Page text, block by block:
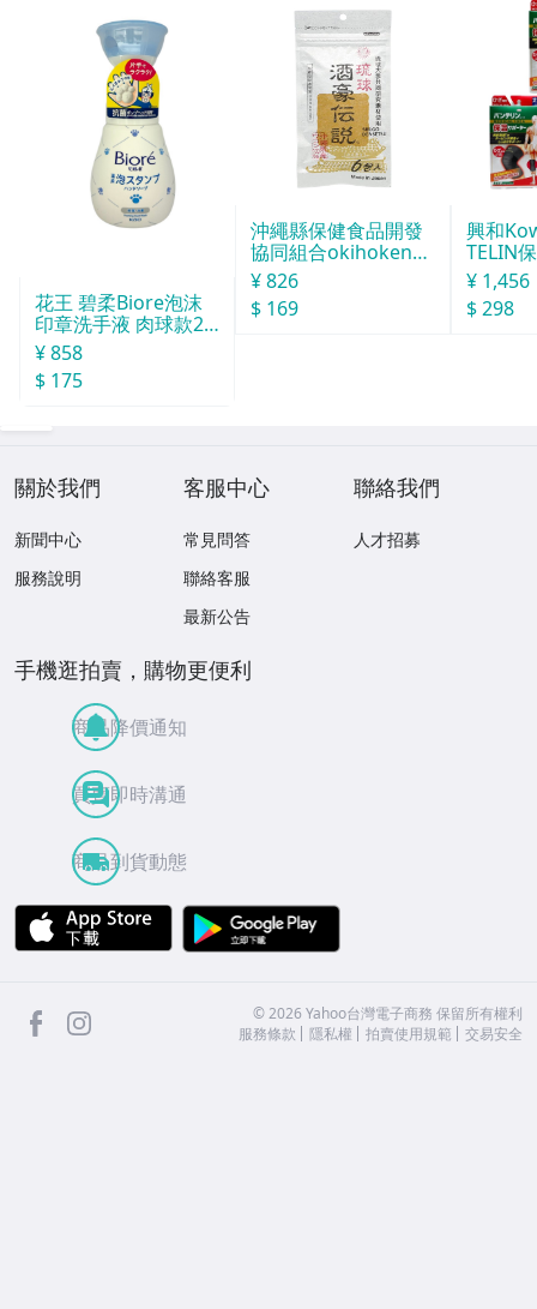
花王 碧柔Biore泡沫
印章洗手液 肉球款24
0ml
¥ 858
$ 175
沖繩縣保健食品開發
協同組合okihoken琉
球酒豪傳說 6包
¥ 826
$ 169
興和
TELIN
L
¥ 1,456
$ 298
關於我們
新聞中心
服務說明
客服中心
常見問答
聯絡客服
最新公告
聯絡我們
人才招募
手機逛拍賣，購物更便利
商品降價通知
買賣即時溝通
商品到貨動態
APP Store
facebook ©2026 Yahoo台灣電子商務 保留所有權利
服務條款
隱私權 拍賣使用規範 交易安全